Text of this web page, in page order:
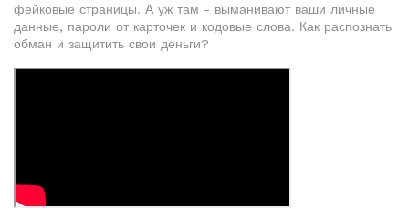
фейковые страницы. А уж там - выманивают ваши личные
данные, пароли от карточек и кодовые слова. Как распознать
обман и защитить свои деньги?